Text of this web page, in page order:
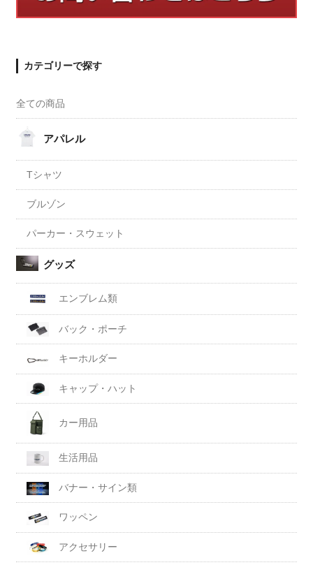
カテゴリーで探す
全ての商品
アパレル
Tシャツ
ブルゾン
パーカー・スウェット
グッズ
エンブレム類
バック・ポーチ
キーホルダー
キャップ・ハット
カー用品
生活用品
バナー・サイン類
ワッペン
アクセサリー